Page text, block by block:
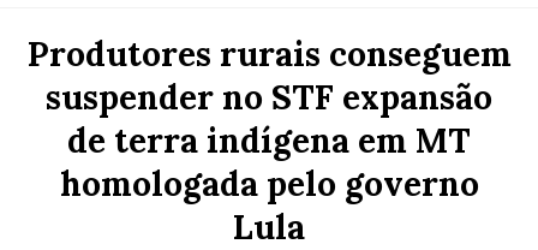
Produtores rurais conseguem
suspender no STF expansão
de terra indígena em MT
homologada pelo governo
Lula